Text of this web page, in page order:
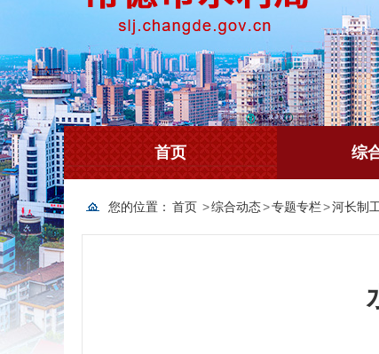
首页 综
您的位置： 首页 >综合动态>专题专栏>河长制